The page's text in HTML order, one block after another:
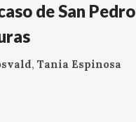
de San Pedro
, Tania Espinosa